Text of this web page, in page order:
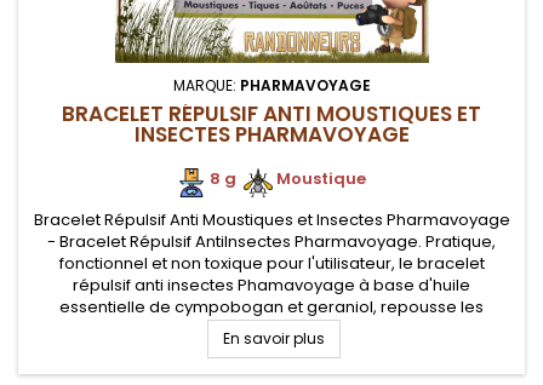
MARQUE: PHARMAVOYAGE
BRACELET RÉPULSIF ANTI MOUSTIQUES ET
INSECTES PHARMAVOYAGE
8 g
Moustique
Bracelet Répulsif Anti Moustiques et Insectes Pharmavoyage
- Bracelet Répulsif AntiInsectes Pharmavoyage. Pratique,
fonctionnel et non toxique pour l'utilisateur, le bracelet
répulsif anti insectes Phamavoyage à base d'huile
essentielle de cympobogan et geraniol, repousse les
insectes (moustiques, tiques, aoutats, puces) pendant 4
semaines
En savoir plus